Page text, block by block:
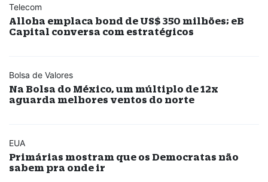
Telecom
Alloha emplaca bond de US$ 350 milhões; eB
Capital conversa com estratégicos
Bolsa de Valores
Na Bolsa do México, um múltiplo de 12x
aguarda melhores ventos do norte
EUA
Primárias mostram que os Democratas não
sabem pra onde ir